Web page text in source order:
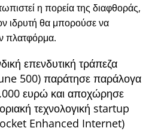
η πορεία της διαφθοράς,
ιδρυτή θα μπορούσε να
πλατφόρμα.
επενδυτική τράπεζα
500) παράτησε παράλογα
ευρώ και αποχώρησε
τεχνολογική startup
Enhanced Internet)